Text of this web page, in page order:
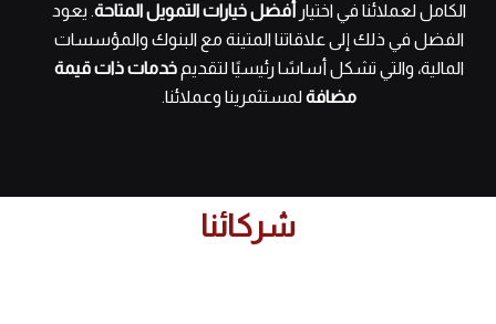
الكامل لعملائنا في اختيار أفضل خيارات التمويل المتاحة. يعود
الفضل في ذلك إلى علاقاتنا المتينة مع البنوك والمؤسسات
المالية، والتي تشكل أساسًا رئيسيًا لتقديم خدمات ذات قيمة
مضافةلمستثمرينا وعملائنا.
شركائنا